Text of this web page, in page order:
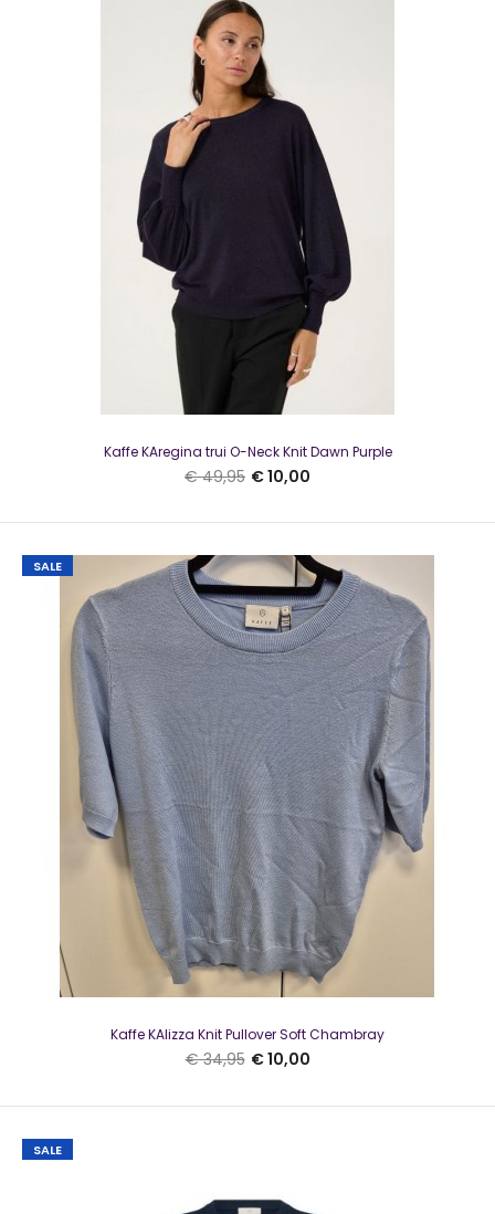
NED Amsterdam Top Morant 1/2 SS Floral Ajour Tricot Ecru
€ 59,99
€ 10,00
NED Amsterdam Top Morant 1/2 SS Floral Ajour Tricot
SALE
NED AmsterdamLyon Big Animal Lurex Knit
NED Amsterdam Lyon Big Animal Lurex KnitMooie knitwear
Kaffe KAregina trui O-Neck Knit Dawn Purple
€ 49,95 € 10,00
SALE
Kaffe KAlizza Knit Pullover Soft Chambray
€ 34,95 € 10,00
SALE